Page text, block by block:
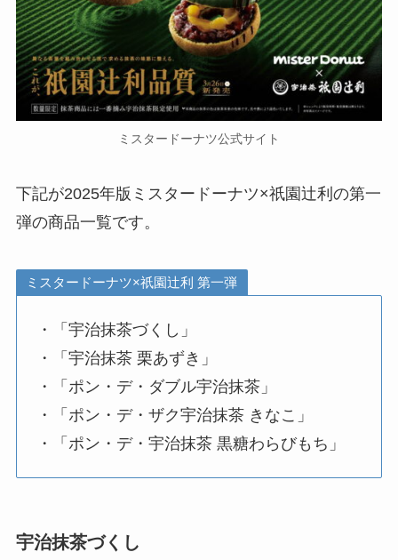
ミスタードーナツ公式サイト
下記が2025年版ミスタードーナツ×祇園辻利の第一
弾の商品一覧です。
ミスタードーナツ×祇園辻利 第一弾
・「宇治抹茶づくし」
・「宇治抹茶 栗あずき」
・「ポン・デ・ダブル宇治抹茶」
・「ポン・デ・ザク宇治抹茶 きなこ」
・「ポン・デ・宇治抹茶 黒糖わらびもち」
宇治抹茶づくし